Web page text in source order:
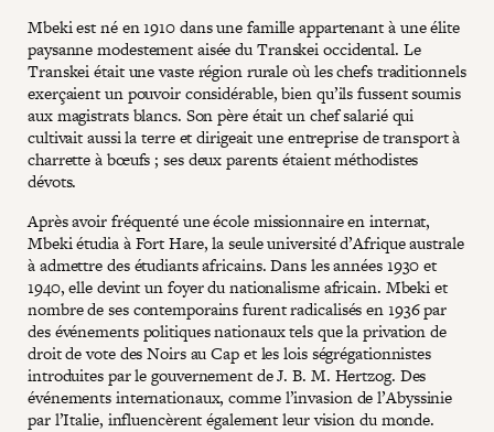
Mbeki est né en 1910 dans une famille appartenant à une élite
paysanne modestement aisée du Transkei occidental. Le
Transkei était une vaste région rurale où les chefs traditionnels
exerçaient un pouvoir considérable, bien qu’ils fussent soumis
aux magistrats blancs. Son père était un chef salarié qui
cultivait aussi la terre et dirigeait une entreprise de transport à
charrette à bœufs ; ses deux parents étaient méthodistes
dévots.
Après avoir fréquenté une école missionnaire en internat,
Mbeki étudia à Fort Hare, la seule université d’Afrique australe
à admettre des étudiants africains. Dans les années 1930 et
1940, elle devint un foyer du nationalisme africain. Mbeki et
nombre de ses contemporains furent radicalisés en 1936 par
des événements politiques nationaux tels que la privation de
droit de vote des Noirs au Cap et les lois ségrégationnistes
introduites par le gouvernement de J. B. M. Hertzog. Des
événements internationaux, comme l’invasion de l’Abyssinie
par l’Italie, influencèrent également leur vision du monde.